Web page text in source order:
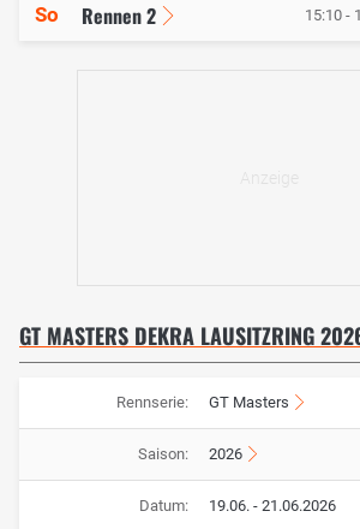
So Rennen 2 15:10 -
GT MASTERS DEKRA LAUSITZRING
Rennserie: GT Masters
Saison: 2026
Datum: 19.06. - 21.06.2026